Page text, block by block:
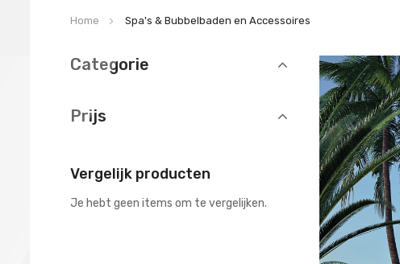
Home Spa's & Bubbelbaden en Accessoires
Categorie
Prijs
Vergelijk producten
Je hebt geen items om te vergelijken.